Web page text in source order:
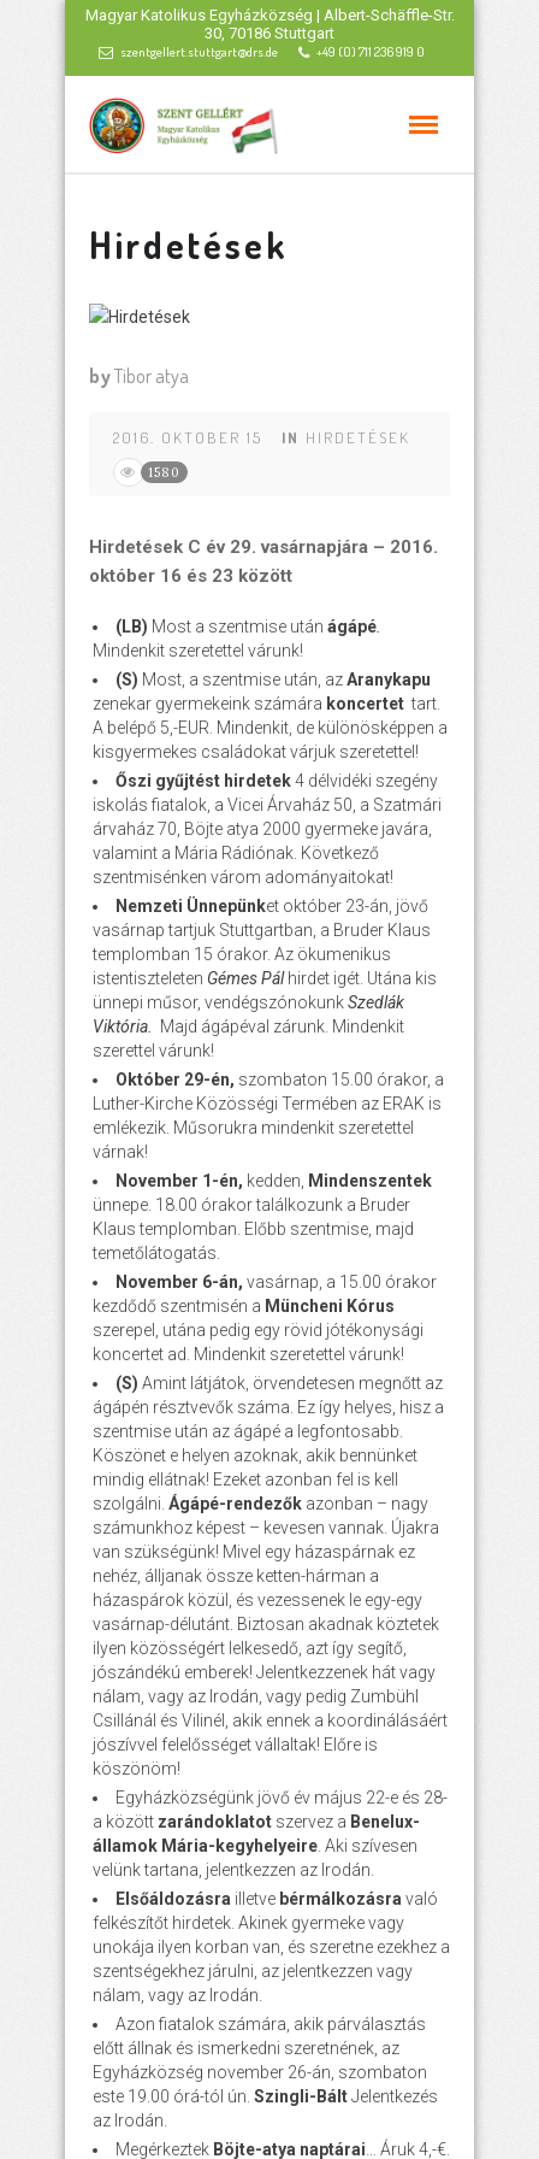
Magyar Katolikus Egyházközség | Albert-Schäffle-Str.
30, 70186 Stuttgart
szentgellert.stuttgart@drs.de +49 (0) 711 236 919 0
Hirdetések
byTibor atya
2016. OKTOBER 15 IN HIRDETÉSEK
1580
Hirdetések C év 29. vasárnapjára – 2016.
október 16 és 23 között
(LB) Most a szentmise után ágápé
Mindenkit szeretettel várunk!
(S) Most, a szentmise után, azAranykapu
zenekar gyermekeink számára koncertet tart.
A belépő 5,-EUR. Mindenkit, de különösképpen a
kisgyermekes családokat várjuk szeretettel!
Őszi gyűjtést hirdetek4 délvidéki szegény
iskolás fiatalok, a Vicei Árvaház 50, a Szatmári
árvaház 70, Böjte atya 2000 gyermeke javára,
valamint a Mária Rádiónak. Következő
szentmisénken várom adományaitokat!
Nemzeti Ünnepünket október 23-án, jövő
vasárnap tartjuk Stuttgartban, a Bruder Klaus
templomban 15 órakor. Az ökumenikus
istentiszteleten Gémes Pálhirdet igét. Utána kis
ünnepi műsor, vendégszónokunkSzedlák
Viktória.
Majd ágápéval zárunk. Mindenkit
szerettel várunk!
Október 29-én, szombaton 15.00 órakor, a
Luther-Kirche Közösségi Termében az ERAK is
emlékezik. Műsorukra mindenkit szeretettel
várnak!
November 1-én, kedden,
Mindenszentek
ünnepe. 18.00 órakor találkozunk a Bruder
Klaus templomban. Előbb szentmise, majd
temetőlátogatás.
November 6-án, vasárnap, a 15.00 órakor
kezdődő szentmisén a Müncheni Kórus
szerepel, utána pedig egy rövid jótékonysági
koncertet ad. Mindenkit szeretettel várunk!
(S) Amint látjátok, örvendetesen megnőtt az
ágápén résztvevők száma. Ez így helyes, hisz a
szentmise után az ágápé a legfontosabb.
Köszönet e helyen azoknak, akik bennünket
mindig ellátnak! Ezeket azonban fel is kell
szolgálni. Ágápé-rendezők azonban – nagy
számunkhoz képest – kevesen vannak. Újakra
van szükségünk! Mivel egy házaspárnak ez
nehéz, álljanak össze ketten-hárman a
házaspárok közül, és vezessenek le egy-egy
vasárnap-délutánt. Biztosan akadnak köztetek
ilyen közösségért lelkesedő, azt így segítő,
jószándékú emberek! Jelentkezzenek hát vagy
nálam, vagy az Irodán, vagy pedig Zumbühl
Csillánál és Vilinél, akik ennek a koordinálásáért
jószívvel felelősséget vállaltak! Előre is
köszönöm!
Egyházközségünk jövő év május 22-e és 28-
a között zarándoklatot szervez a Benelux-
államok Mária-kegyhelyeire . Aki szívesen
velünk tartana, jelentkezzen az Irodán.
Elsőáldozásra illetve bérmálkozásra való
felkészítőt hirdetek. Akinek gyermeke vagy
unokája ilyen korban van, és szeretne ezekhez a
szentségekhez járulni, az jelentkezzen vagy
nálam, vagy az Irodán.
Azon fiatalok számára, akik párválasztás
előtt állnak és ismerkedni szeretnének, az
Egyházközség november 26-án, szombaton
este 19.00 órá-tól ún. Szingli-BáltJelentkezés
az Irodán.
Megérkeztek Böjte-atya naptárai … Áruk 4,-€.